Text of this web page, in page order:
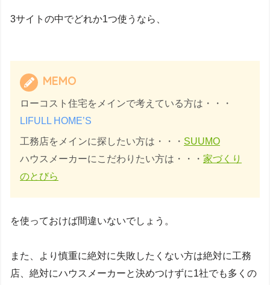
3サイトの中でどれか1つ使うなら、
MEMO
ローコスト住宅をメインで考えている方は・・・
LIFULL HOME’S
工務店をメインに探したい方は・・・ SUUMO
ハウスメーカーにこだわりたい方は・・・ 家づくり
のとびら
を使っておけば間違いないでしょう。
また、より慎重に絶対に失敗したくない方は絶対に工務
店、絶対にハウスメーカーと決めつけずに1社でも多くの